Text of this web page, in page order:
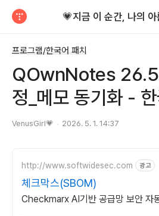
프로그램/한국어 패치
QOwnNotes
정_메모 동기화 - 한
VenusGirl💗 2026. 5. 1. 14:37
http://www.softwidesec.com 광고
체크막스(SBOM)
Checkmarx AI기반 공급망 보안 자